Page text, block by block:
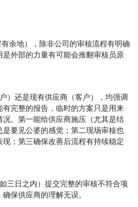
余地），除非公司的审核流程有明确
外部的力量有可能会推翻审核员原
）还是现有供应商（客户），均强调
完整的报告，临时的方案只是用来
况。第一能给供应商施压（尤其是结
要见公婆的感觉；第二现场审核也
；第三确保改善后流程有持续稳定
三日之内）提交完整的审核不符合项
保供应商的理解无误。